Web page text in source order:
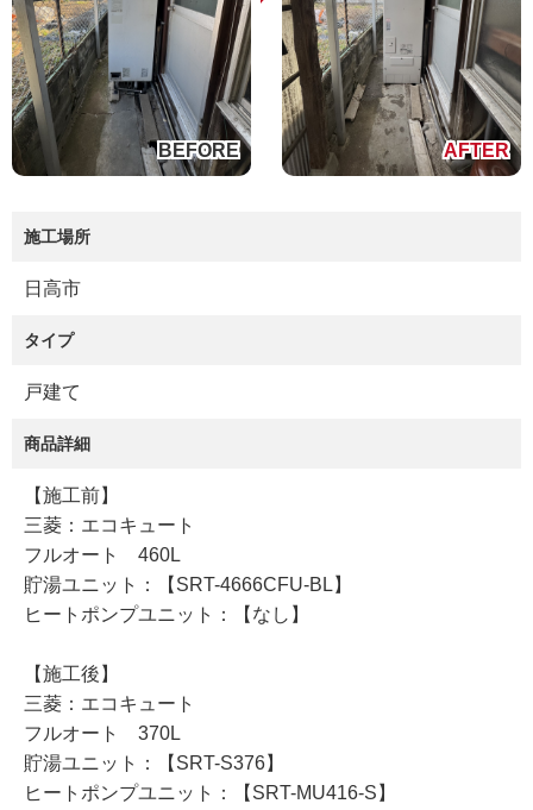
施工場所
日高市
タイプ
戸建て
商品詳細
【施工前】
三菱：エコキュート
フルオート 460L
貯湯ユニット：【SRT-4666CFU-BL】
ヒートポンプユニット：【なし】
【施工後】
三菱：エコキュート
フルオート 370L
貯湯ユニット：【SRT-S376】
ヒートポンプユニット：【SRT-MU416-S】